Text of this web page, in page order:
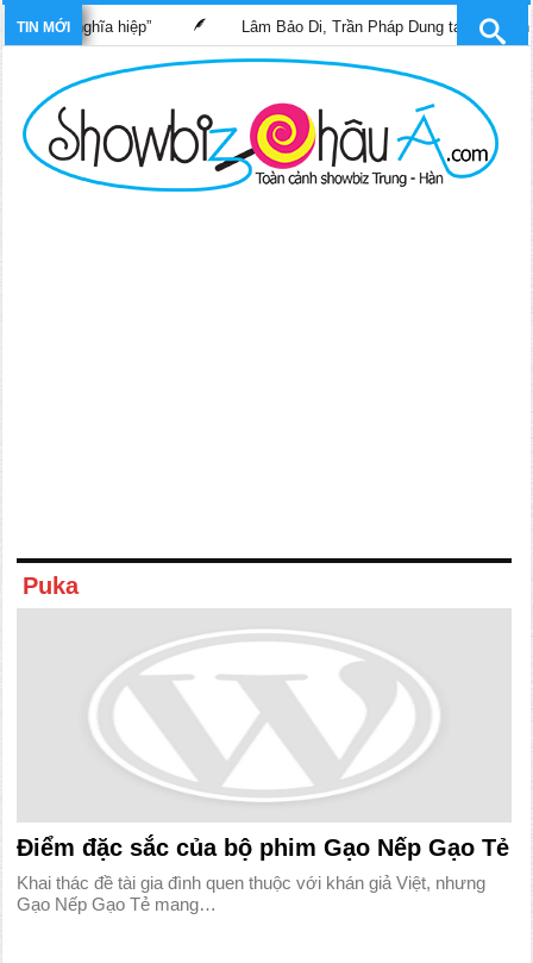
TIN MỚI
sĩ nghĩa hiệp” Lâm Bảo Di, Trần Pháp Dung tái ngộ màn ảnh
Puka
Điểm đặc sắc của bộ phim Gạo Nếp Gạo Tẻ
Khai thác đề tài gia đình quen thuộc với khán giả Việt, nhưng
Gạo Nếp Gạo Tẻ mang…